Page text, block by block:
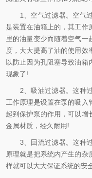
1、空气过滤器。空气过
是装置在油箱上的，其工作
里的油量变少而随着空气一
度，大大提高了油的使用
以防止因为孔阻塞导致油箱
现象了!
2、吸油过滤器。这种过
工作原理是设置在泵的吸入
起到保护泵的作用，可以增
金属材质，经久耐用!
3、回流过滤器。这种过
原理就是把系统内产生的
样就可以大大保证系统的安